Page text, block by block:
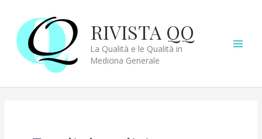
contenuto
RIVISTA QQ
La Qualità e le Qualità in
Medicina Generale